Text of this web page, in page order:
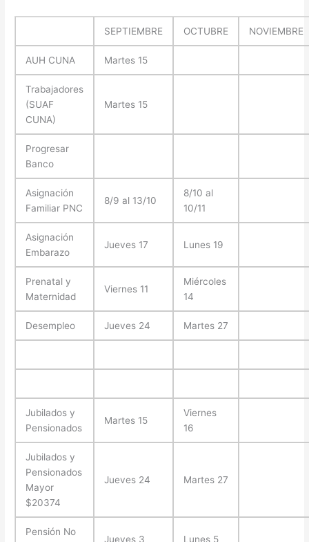
SEPTIEMBRE OCTUBRE NOVIEMBRE
AUH CUNA Martes 15
Trabajadores
(SUAF
CUNA)
Martes 15
Progresar
Banco
Asignación
Familiar PNC
8/9 al 13/10
8/10 al
10/11
Asignación
Embarazo
Jueves 17 Lunes 19
Prenatal y
Maternidad
Viernes 11
Miércoles
14
Desempleo Jueves 24 Martes 27
Jubilados y
Pensionados
Martes 15
Viernes
16
Jubilados y
Pensionados
Mayor
$20374
Jueves 24 Martes 27
Pensión No
Jueves 3 Lunes 5